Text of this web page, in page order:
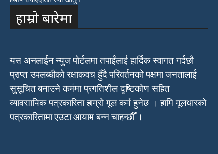
हाम्रो बारेमा
यस अनलाईन न्युज पोर्टलमा तपाईंलाई हार्दिक स्वागत गर्दछौ ।
प्राप्त उपलब्धीको रक्षाकवच हुँदै परिवर्तनको पक्षमा जनतालाई
सुसूचित बनाउने कर्ममा प्रगतिशील दृष्टिकोण सहित
व्यावसायिक पत्रकारिता हाम्रो मूल कर्म हुनेछ । हामि मूलधारको
पत्रकारितामा एउटा आयाम बन्न चाहन्छौँ ।